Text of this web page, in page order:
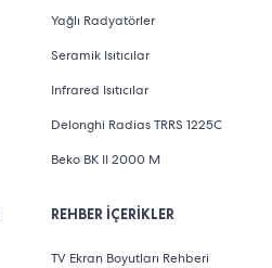
Yağlı Radyatörler
Seramik Isıtıcılar
Infrared Isıtıcılar
Delonghi Radias TRRS 1225C
Beko BK II 2000 M
REHBER İÇERİKLER
TV Ekran Boyutları Rehberi